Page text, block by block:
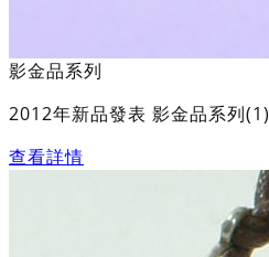
影金品系列
2012年新品發表 影金品系列(1)
查看詳情